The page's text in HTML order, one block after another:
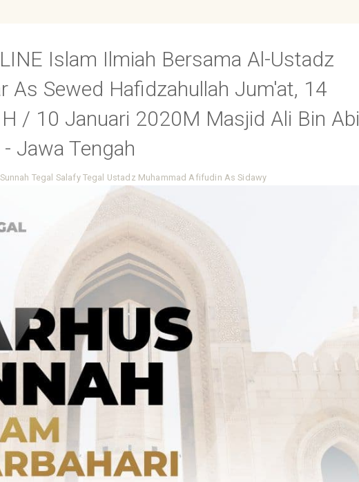
Islam Ilmiah Bersama Al-Ustadz
As Sewed Hafidzahullah Jum'at, 14
/ 10 Januari 2020M Masjid Ali Bin Abi
Jawa Tengah
Tegal Salafy Tegal Ustadz Muhammad Afifudin As Sidawy